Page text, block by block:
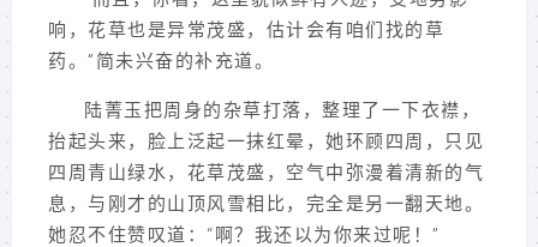
响，花草也是异常茂盛，估计会有咱们找的草
药。”简未兴奋的补充道。
陆菁玉把周身的杂草打落，整理了一下衣襟，
抬起头来，脸上泛起一抹红晕，她环顾四周，只见
四周青山绿水，花草茂盛，空气中弥漫着清新的气
息，与刚才的山顶风雪相比，完全是另一翻天地。
她忍不住赞叹道：“啊？我还以为你来过呢！”